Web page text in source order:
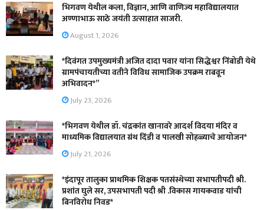
भिगवण येथील कला, विज्ञान, आणि वाणिज्य महाविद्यालयात
अण्णाभाऊ साठे जयंती उत्साहात साजरी.
August 1, 2026
*दिवंगत उपमुख्यमंत्री अजित दादा पवार यांना सिद्धेश्वर निंबोडी येथे
ग्रामपंचायतीच्या वतीने विविध सामाजिक उपक्रम राबवून
अभिवादन*”
July 23, 2026
*भिगवण येथील डॉ. चंद्रकांत खानावरे आदर्श विदया मंदिर व
माध्यमिक विद्यालयात ग्रंथ दिंडी व पालखी सोहळ्याचे आयोजन*
July 21, 2026
*इंदापूर तालुका प्राथमिक शिक्षक पतसंस्थेच्या सभापतीपदी श्री.
प्रशांत घुले सर, उपसभापती पदी श्री .विकास गायकवाड यांची
बिनविरोध निवड*